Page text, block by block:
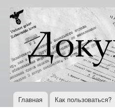
Документы
XX века
Всемирная
история в
Интернете
Главное меню
Главная Как пользоваться?